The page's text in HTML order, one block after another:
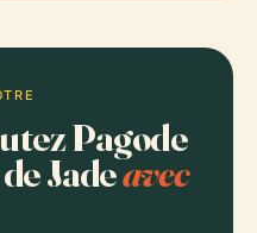
Pagode
Jadeavec